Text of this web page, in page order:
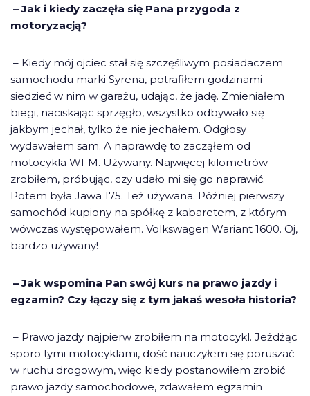
– Jak i kiedy zaczęła się Pana przygoda z
motoryzacją?
– Kiedy mój ojciec stał się szczęśliwym posiadaczem
samochodu marki Syrena, potrafiłem godzinami
siedzieć w nim w garażu, udając, że jadę. Zmieniałem
biegi, naciskając sprzęgło, wszystko odbywało się
jakbym jechał, tylko że nie jechałem. Odgłosy
wydawałem sam. A naprawdę to zacząłem od
motocykla WFM. Używany. Najwięcej kilometrów
zrobiłem, próbując, czy udało mi się go naprawić.
Potem była Jawa 175. Też używana. Później pierwszy
samochód kupiony na spółkę z kabaretem, z którym
wówczas występowałem. Volkswagen Wariant 1600. Oj,
bardzo używany!
– Jak wspomina Pan swój kurs na prawo jazdy i
egzamin? Czy łączy się z tym jakaś wesoła historia?
– Prawo jazdy najpierw zrobiłem na motocykl. Jeżdżąc
sporo tymi motocyklami, dość nauczyłem się poruszać
w ruchu drogowym, więc kiedy postanowiłem zrobić
prawo jazdy samochodowe, zdawałem egzamin